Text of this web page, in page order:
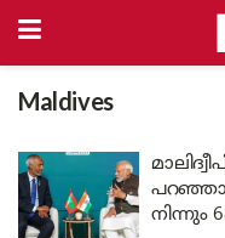
Maldives
നിന്നും